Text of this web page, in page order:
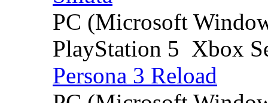
PC (Microsoft
PlayStation 5 Xbox
Persona 3 Reload